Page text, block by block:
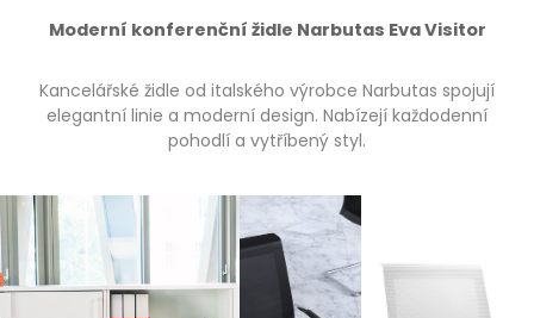
Moderní konferenční židle Narbutas Eva Visitor
Kancelářské židle od italského výrobce Narbutas spojují
elegantní linie a moderní design. Nabízejí každodenní
pohodlí a vytříbený styl.